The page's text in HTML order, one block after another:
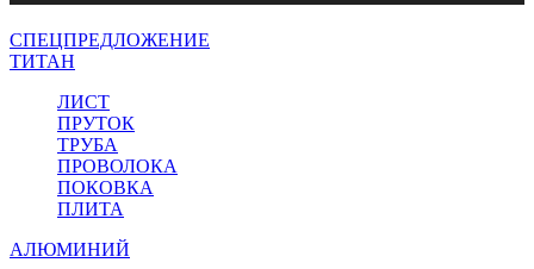
СПЕЦПРЕДЛОЖЕНИЕ
ТИТАН
ЛИСТ
ПРУТОК
ТРУБА
ПРОВОЛОКА
ПОКОВКА
ПЛИТА
АЛЮМИНИЙ